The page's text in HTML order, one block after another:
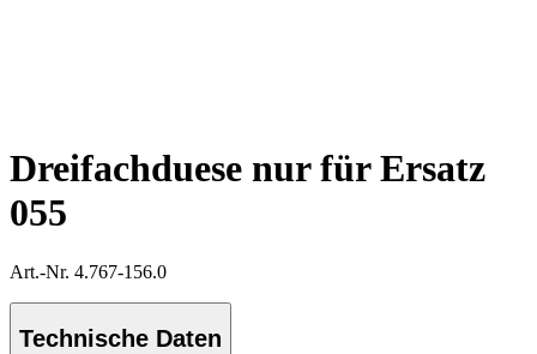
Dreifachduese nur für Ersatz
055
Art.-Nr. 4.767-156.0
Technische Daten